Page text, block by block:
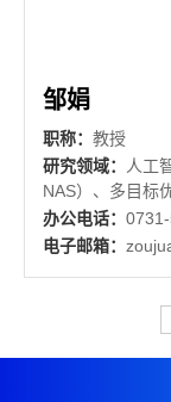
邹娟
职称： 教授
研究领域： 人工
NAS）、多目标
等）、强化学习
办公电话：
电子邮箱：